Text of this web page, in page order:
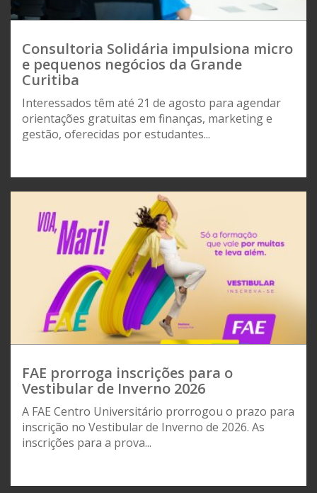
Consultoria Solidária impulsiona micro
e pequenos negócios da Grande
Curitiba
Interessados têm até 21 de agosto para agendar
orientações gratuitas em finanças, marketing e
gestão, oferecidas por estudantes...
FAE prorroga inscrições para o
Vestibular de Inverno 2026
A FAE Centro Universitário prorrogou o prazo para
inscrição no Vestibular de Inverno de 2026. As
inscrições para a prova...